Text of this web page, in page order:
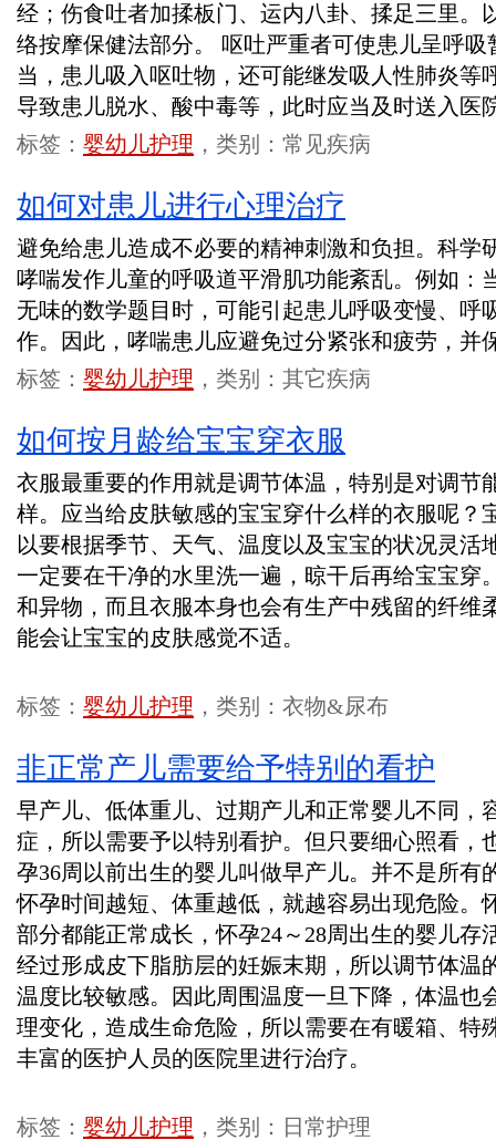
经；伤食吐者加揉板门、运内八卦、揉足三里。
络按摩保健法部分。 呕吐严重者可使患儿呈呼
当，患儿吸入呕吐物，还可能继发吸人性肺炎等
导致患儿脱水、酸中毒等，此时应当及时送入医
标签： 婴幼儿护理 ，类别：常见疾病
如何对患儿进行心理治疗
避免给患儿造成不必要的精神刺激和负担。科学
哮喘发作儿童的呼吸道平滑肌功能紊乱。例如：
无味的数学题目时，可能引起患儿呼吸变慢、呼
作。因此，哮喘患儿应避免过分紧张和疲劳，并
标签： 婴幼儿护理 ，类别：其它疾病
如何按月龄给宝宝穿衣服
衣服最重要的作用就是调节体温，特别是对调节
样。应当给皮肤敏感的宝宝穿什么样的衣服呢？
以要根据季节、天气、温度以及宝宝的状况灵活
一定要在干净的水里洗一遍，晾干后再给宝宝穿
和异物，而且衣服本身也会有生产中残留的纤维
能会让宝宝的皮肤感觉不适。
标签： 婴幼儿护理 ，类别：衣物&尿布
非正常产儿需要给予特别的看护
早产儿、低体重儿、过期产儿和正常婴儿不同，
症，所以需要予以特别看护。但只要细心照看，
孕36周以前出生的婴儿叫做早产儿。并不是所有
怀孕时间越短、体重越低，就越容易出现危险。
部分都能正常成长，怀孕24～28周出生的婴儿存
经过形成皮下脂肪层的妊娠末期，所以调节体温
温度比较敏感。因此周围温度一旦下降，体温也
理变化，造成生命危险，所以需要在有暖箱、特
丰富的医护人员的医院里进行治疗。
标签： 婴幼儿护理 ，类别：日常护理